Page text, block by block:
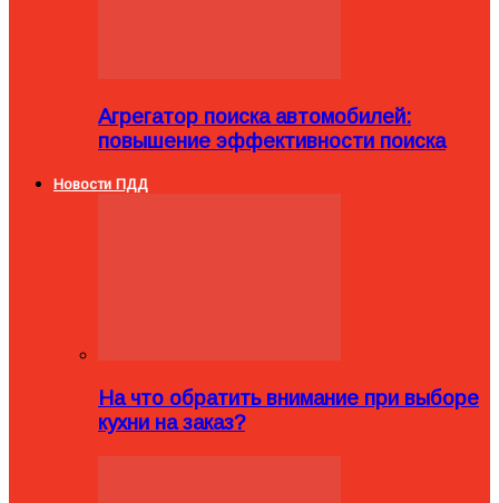
Агрегатор поиска автомобилей:
повышение эффективности поиска
Новости ПДД
На что обратить внимание при выборе
кухни на заказ?